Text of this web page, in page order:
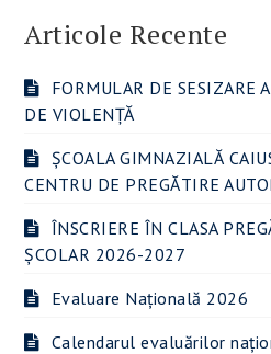
articole
Articole Recente
FORMULAR DE SESIZARE
DE VIOLENȚĂ
ȘCOALA GIMNAZIALĂ
CENTRU DE PREGĂTIRE
ÎNSCRIERE ÎN CLASA
ȘCOLAR 2026-2027
Evaluare Națională 2026
Calendarul evaluărilor